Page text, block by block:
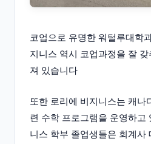
코업으로 유명한 워털루대학
지니스 역시 코업과정을 잘
져 있습니다
또한 로리에 비지니스는 캐나
련 수학 프로그램을 운영하고
니스 학부 졸업생들은 회계사